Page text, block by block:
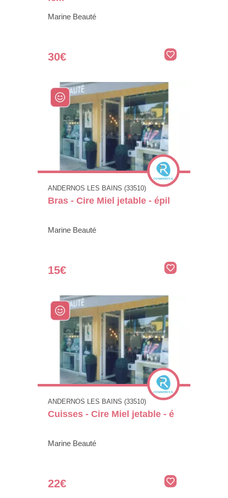
Marine Beauté
30€
ANDERNOS LES BAINS (33510)
Bras - Cire Miel jetable - épil
Marine Beauté
15€
ANDERNOS LES BAINS (33510)
Cuisses - Cire Miel jetable - é
Marine Beauté
22€